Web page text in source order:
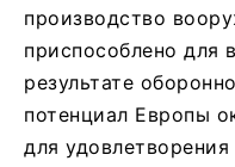
производство
приспособлено для
результате
потенциал Европы
для